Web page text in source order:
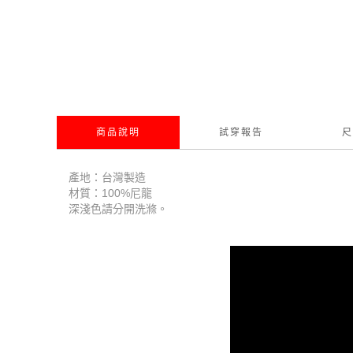
商品說明 試穿報告
產地：台灣製造
材質：100%尼龍
深淺色請分開洗滌。